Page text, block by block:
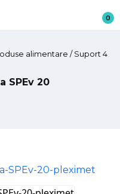
0
alimentare / Suport 4
SPEv 20